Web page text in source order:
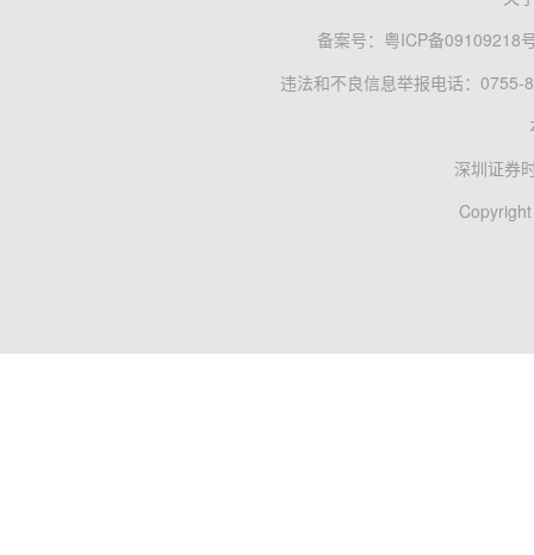
备案号： 粤ICP备09109218
违法和不良信息举报电话：0755-
深圳证券